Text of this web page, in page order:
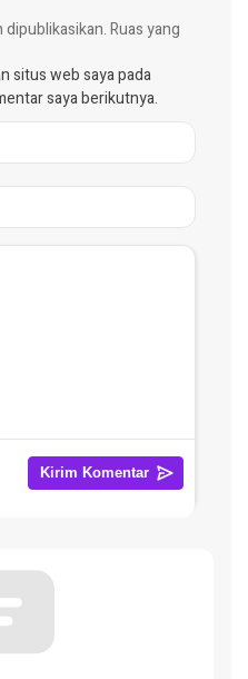
dipublikasikan.Ruas yang
situs web saya pada
saya berikutnya.